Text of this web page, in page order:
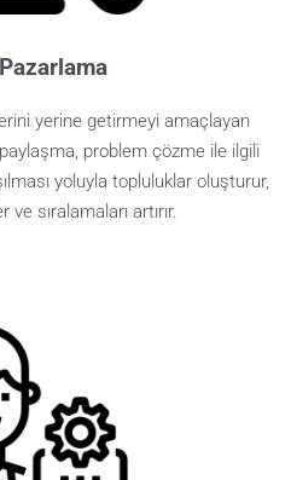
yerine getirmeyi amaçlayan
problem çözme ile ilgili
yoluyla topluluklar oluşturur,
ve sıralamaları artırır.